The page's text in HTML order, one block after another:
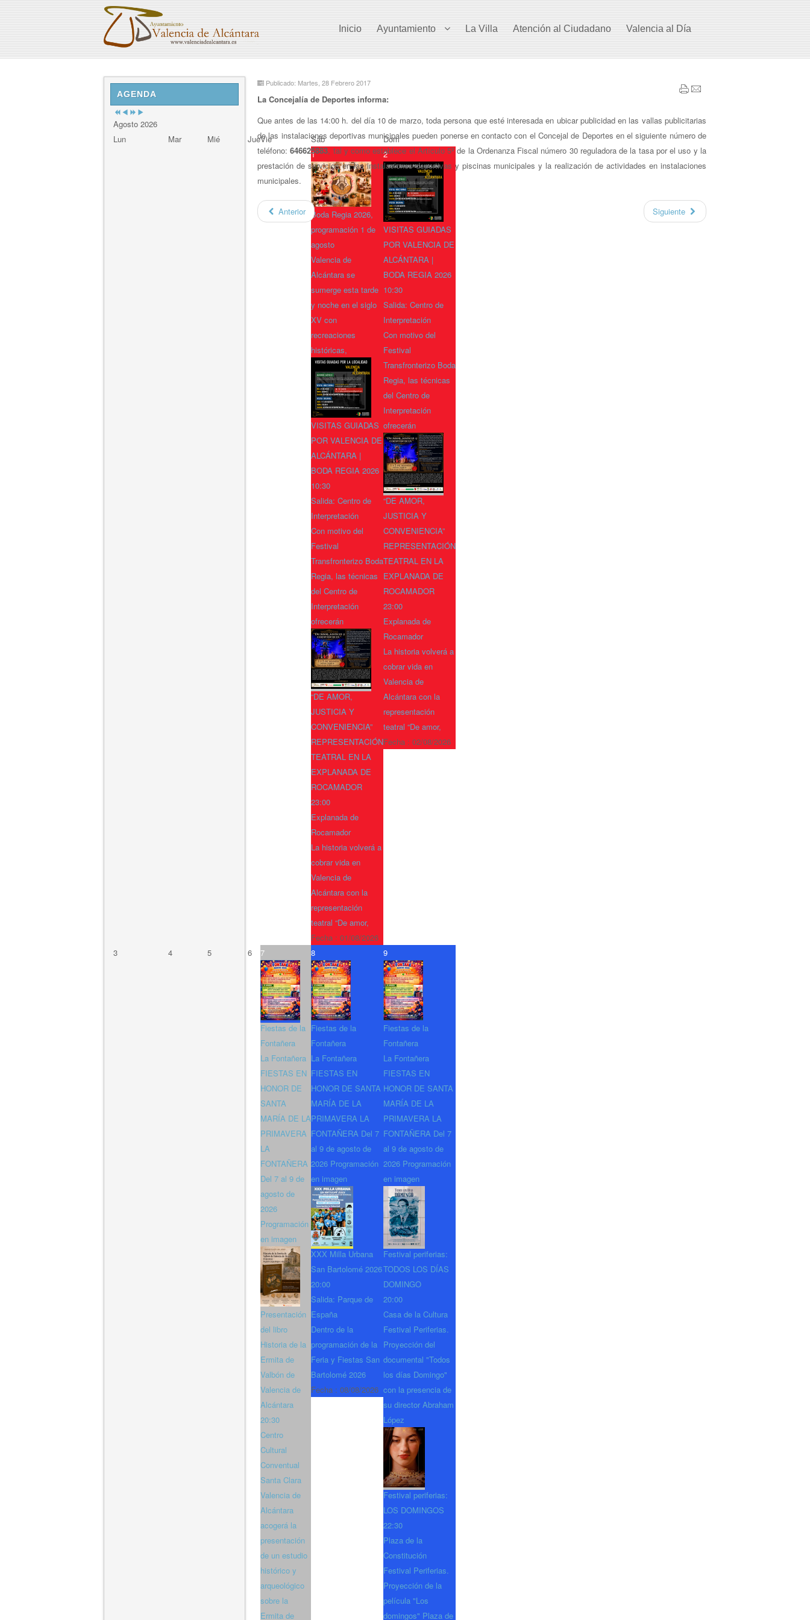
Inicio Ayuntamiento La Villa Atención al Ciudadano Valencia al Día
AGENDA
Previous
Year
Previous
Month
Next
Year
Next
Month
Agosto 2026
Lun
Mar Mié JueVie Sáb
Dom
1
Boda Regia 2026,
programación 1 de
agosto
Valencia de
Alcántara se
sumerge esta tarde
y noche en el siglo
XV con
recreaciones
históricas,
VISITAS GUIADAS
POR VALENCIA DE
ALCÁNTARA |
BODA REGIA 2026
10:30
Salida: Centro de
Interpretación
Con motivo del
Festival
Transfronterizo Boda
Regia, las técnicas
del Centro de
Interpretación
ofrecerán
“DE AMOR,
JUSTICIA Y
CONVENIENCIA”
REPRESENTACIÓN
TEATRAL EN LA
EXPLANADA DE
ROCAMADOR
23:00
Explanada de
Rocamador
La historia volverá a
cobrar vida en
Valencia de
Alcántara con la
representación
teatral “De amor,
Fecha : 01/08/2026
2
VISITAS GUIADAS
POR VALENCIA DE
ALCÁNTARA |
BODA REGIA 2026
10:30
Salida: Centro de
Interpretación
Con motivo del
Festival
Transfronterizo Boda
Regia, las técnicas
del Centro de
Interpretación
ofrecerán
“DE AMOR,
JUSTICIA Y
CONVENIENCIA”
REPRESENTACIÓN
TEATRAL EN LA
EXPLANADA DE
ROCAMADOR
23:00
Explanada de
Rocamador
La historia volverá a
cobrar vida en
Valencia de
Alcántara con la
representación
teatral “De amor,
Fecha : 02/08/2026
3 4 5 6 7
Fiestas de la
Fontañera
La Fontañera
FIESTAS EN
HONOR DE
SANTA
MARÍA DE LA
PRIMAVERA
LA
FONTAÑERA
Del 7 al 9 de
agosto de
2026
Programación
en imagen
Presentación
del libro
Historia de la
Ermita de
Valbón de
Valencia de
Alcántara
20:30
Centro
Cultural
Conventual
Santa Clara
Valencia de
Alcántara
acogerá la
presentación
de un estudio
histórico y
arqueológico
sobre la
Ermita de
8
Fiestas de la
Fontañera
La Fontañera
FIESTAS EN
HONOR DE SANTA
MARÍA DE LA
PRIMAVERA LA
FONTAÑERA Del 7
al 9 de agosto de
2026 Programación
en imagen
XXX Milla Urbana
San Bartolomé 2026
20:00
Salida: Parque de
España
Dentro de la
programación de la
Feria y Fiestas San
Bartolomé 2026
Fecha : 08/08/2026
9
Fiestas de la
Fontañera
La Fontañera
FIESTAS EN
HONOR DE SANTA
MARÍA DE LA
PRIMAVERA LA
FONTAÑERA Del 7
al 9 de agosto de
2026 Programación
en imagen
Festival periferias:
TODOS LOS DÍAS
DOMINGO
20:00
Casa de la Cultura
Festival Periferias.
Proyección del
documental "Todos
los días Domingo"
con la presencia de
su director Abraham
López
Festival periferias:
LOS DOMINGOS
22:30
Plaza de la
Constitución
Festival Periferias.
Proyección de la
película "Los
domingos" Plaza de
Publicado: Martes, 28 Febrero 2017
La Concejalía de Deportes informa:
Que antes de las 14:00 h. del día 10 de marzo, toda persona que esté interesada en ubicar publicidad en las vallas publicitarias
de las instalaciones deportivas municipales pueden ponerse en contacto con el Concejal de Deportes en el siguiente número de
teléfono:646625883, tal y como establece el Artículo 5º de la Ordenanza Fiscal número 30 reguladora de la tasa por el uso y la
prestación de servicios en las instalaciones deportivas y piscinas municipales y la realización de actividades en instalaciones
municipales.
Anterior Siguiente